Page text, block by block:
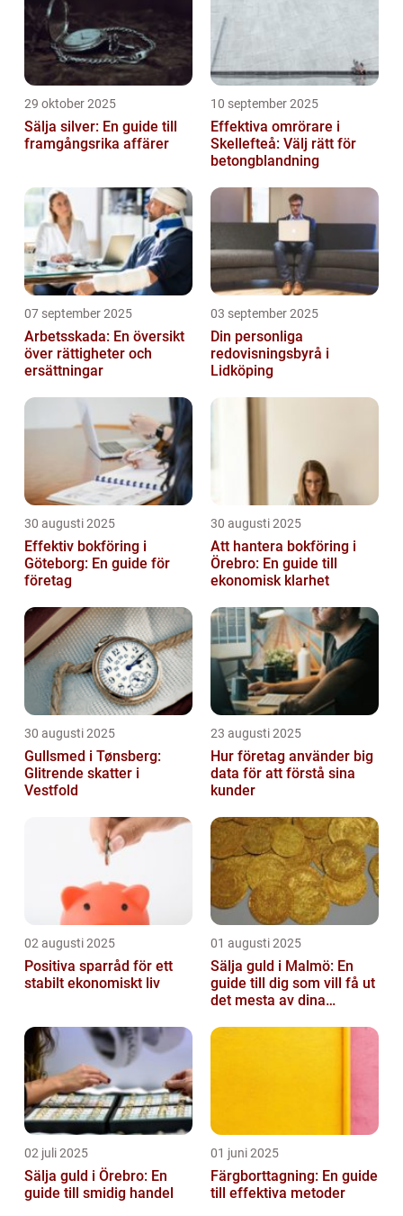
29 oktober 2025
Sälja silver: En guide till
framgångsrika affärer
10 september 2025
Effektiva omrörare i
Skellefteå: Välj rätt för
betongblandning
07 september 2025
Arbetsskada: En översikt
över rättigheter och
ersättningar
03 september 2025
Din personliga
redovisningsbyrå i
Lidköping
30 augusti 2025
Effektiv bokföring i
Göteborg: En guide för
företag
30 augusti 2025
Att hantera bokföring i
Örebro: En guide till
ekonomisk klarhet
30 augusti 2025
Gullsmed i Tønsberg:
Glitrende skatter i
Vestfold
23 augusti 2025
Hur företag använder big
data för att förstå sina
kunder
02 augusti 2025
Positiva sparråd för ett
stabilt ekonomiskt liv
01 augusti 2025
Sälja guld i Malmö: En
guide till dig som vill få ut
det mesta av dina
02 juli 2025
Sälja guld i Örebro: En
guide till smidig handel
01 juni 2025
Färgborttagning: En guide
till effektiva metoder